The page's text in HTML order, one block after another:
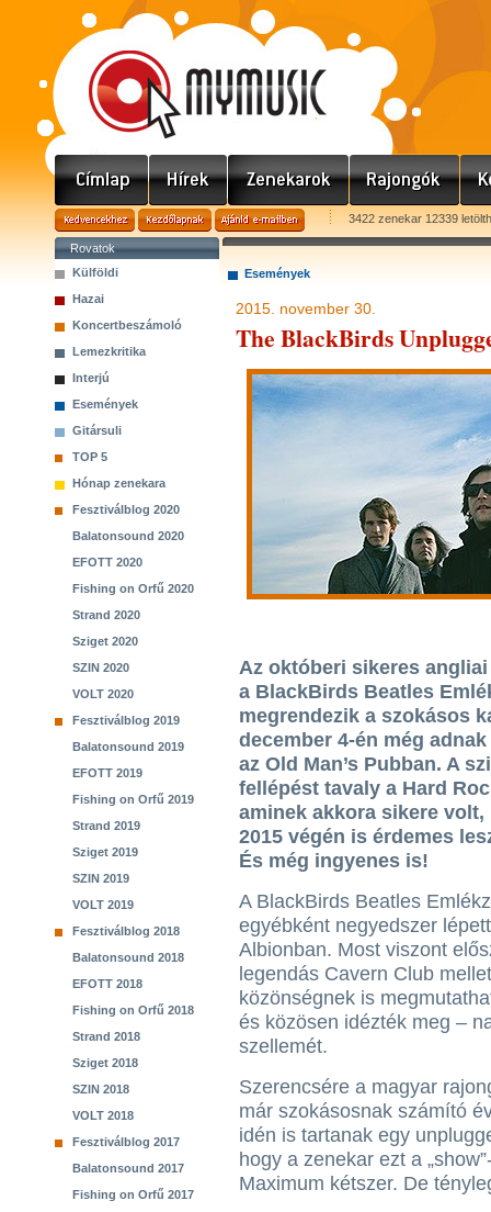
3422 zenekar 12339
Rovatok
Külföldi
Hazai
Koncertbeszámoló
Lemezkritika
Interjú
Események
Gitársuli
TOP 5
Hónap zenekara
Fesztiválblog 2020
Balatonsound 2020
EFOTT 2020
Fishing on Orfű 2020
Strand 2020
Sziget 2020
SZIN 2020
VOLT 2020
Fesztiválblog 2019
Balatonsound 2019
EFOTT 2019
Fishing on Orfű 2019
Strand 2019
Sziget 2019
SZIN 2019
VOLT 2019
Fesztiválblog 2018
Balatonsound 2018
EFOTT 2018
Fishing on Orfű 2018
Strand 2018
Sziget 2018
SZIN 2018
VOLT 2018
Fesztiválblog 2017
Balatonsound 2017
Fishing on Orfű 2017
Események
2015. november 30.
The BlackBirds
Az októberi sikeres
a BlackBirds Beatles
megrendezik a szokásos
december 4-én még
az Old Man’s Pubban. A
fellépést tavaly a Hard
aminek akkora sikere
2015 végén is érdemes
És még ingyenes is!
A BlackBirds Beatles
egyébként negyedszer
Albionban. Most viszont
legendás Cavern Club
közönségnek is
és közösen idézték meg –
szellemét.
Szerencsére a magyar
már szokásosnak számító
idén is tartanak egy
hogy a zenekar ezt a
Maximum kétszer. De